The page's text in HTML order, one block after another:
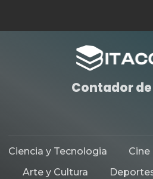
Contador
Ciencia y Tecnologia Cine
Arte y Cultura